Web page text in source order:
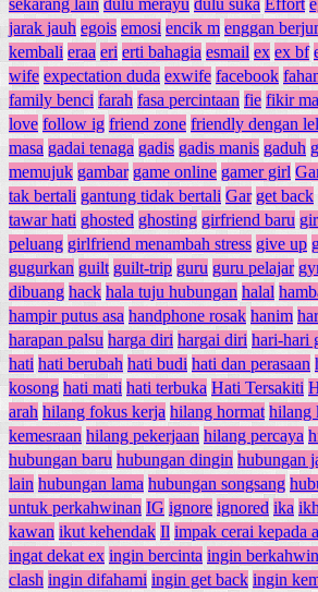
jarak jauh egois emosi encik m enggan
kembali eraa eri erti bahagia esmail ex ex bf
wife expectation duda exwife facebook
family benci farah fasa percintaan fie fikir
love follow ig friend zone friendly dengan
masa gadai tenaga gadis gadis manis gaduh
memujuk gambar game online gamer girl
tak bertali gantung tidak bertali Gar get back
tawar hati ghosted ghosting girfriend baru
peluang girlfriend menambah stress give up
gugurkan guilt guilt-trip guru guru pelajar
dibuang hack hala tuju hubungan halal
hampir putus asa handphone rosak hanim
harapan palsu harga diri hargai diri hari-hari
hati hati berubah hati budi hati dan perasaan
kosong hati mati hati terbuka Hati Tersakiti
arah hilang fokus kerja hilang hormat hilang
kemesraan hilang pekerjaan hilang percaya
hubungan baru hubungan dingin hubungan
lain hubungan lama hubungan songsang
untuk perkahwinan IG ignore ignored ika
kawan ikut kehendak Il impak cerai kepada
ingat dekat ex ingin bercinta ingin berkahwin
clash ingin difahami ingin get back ingin